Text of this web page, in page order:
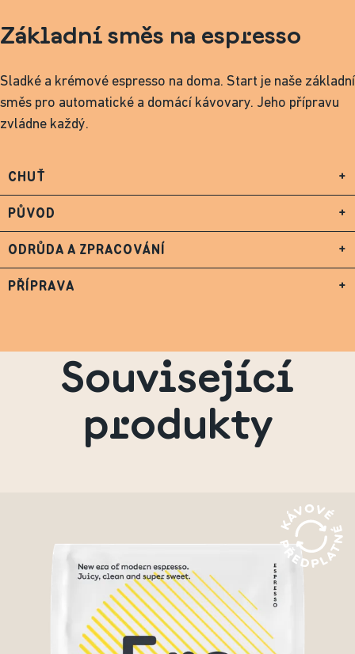
Základní směs na espresso
Sladké a krémové espresso na doma. Start je naše základní
směs pro automatické a domácí kávovary. Jeho přípravu
zvládne každý.
CHUŤ +
PŮVOD +
ODRŮDA A ZPRACOVÁNÍ +
PŘÍPRAVA +
Související
produkty